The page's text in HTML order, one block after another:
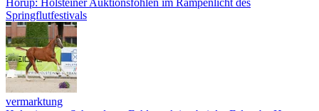
Springflutfestivals
vermarktung